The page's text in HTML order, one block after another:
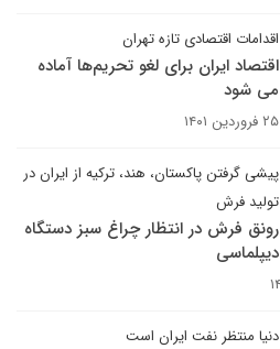
اقدامات اقتصادی تازه تهران
اقتصاد ایران برای لغو تحریم‌ها آماده
می شود
۲۵ فروردین ۱۴۰۱
پیشی گرفتن پاکستان، هند، ترکیه از ایران در
تولید فرش
رونق فرش در انتظار چراغ سبز دستگاه
دیپلماسی
دنیا منتظر نفت ایران است